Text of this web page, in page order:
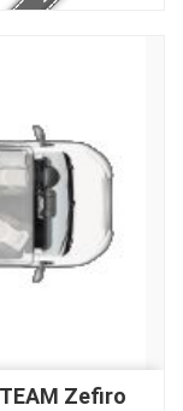
Zefiro